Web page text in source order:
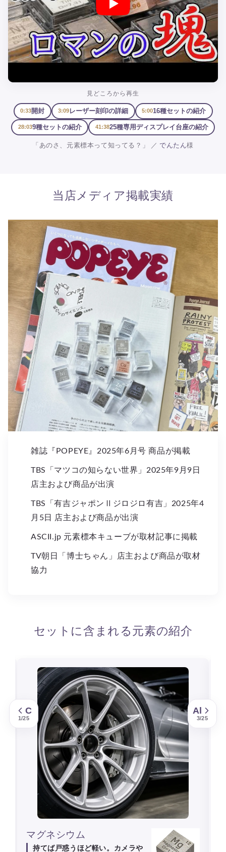
見どころから再生
0:33開封 3:09レーザー刻印の詳細 5:0016種セットの紹介
28:039種セットの紹介 41:3825種専用ディスプレイ台座の紹介
「あのさ、元素標本って知ってる？」 ／ でんたん様
当店メディア掲載実績
雑誌『POPEYE』2025年6月号 商品が掲載
TBS「マツコの知らない世界」2025年9月9日
店主および商品が出演
TBS「有吉ジャポンⅡジロジロ有吉」2025年4
月5日 店主および商品が出演
ASCII.jp 元素標本キューブが取材記事に掲載
TV朝日「博士ちゃん」店主および商品が取材
協力
セットに含まれる元素の紹介
C
1/25
マグネシウム
持てば戸惑うほど軽い。カメラや
Al
3/25